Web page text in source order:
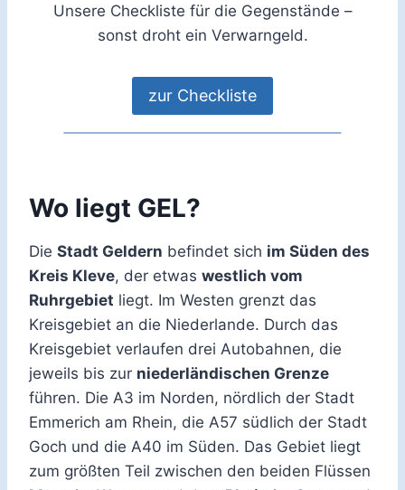
Unsere Checkliste für die Gegenstände –
sonst droht ein Verwarngeld.
zur Checkliste
Wo liegt GEL?
Die Stadt Geldern befindet sich im Süden des
Kreis Kleve, der etwas westlich vom
Ruhrgebiet liegt. Im Westen grenzt das
Kreisgebiet an die Niederlande. Durch das
Kreisgebiet verlaufen drei Autobahnen, die
jeweils bis zur niederländischen Grenze
führen. Die A3 im Norden, nördlich der Stadt
Emmerich am Rhein, die A57 südlich der Stadt
Goch und die A40 im Süden. Das Gebiet liegt
zum größten Teil zwischen den beiden Flüssen